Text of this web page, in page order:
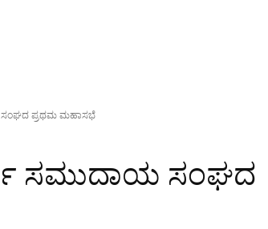
ಪ್ರಥಮ ಮಹಾಸಭೆ
ಸಮುದಾಯ ಸಂಘದ